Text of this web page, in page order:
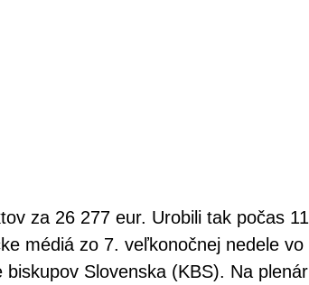
za 26 277 eur. Urobili tak počas
médiá zo 7. veľkonočnej nedele
Slovenska (KBS). Na